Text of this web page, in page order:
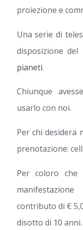
proiezione e
Una serie di
disposizione
pianeti.
Chiunque
usarlo con noi.
Per chi desidera
prenotazione:
Per coloro che
contributo di €
disotto di 10 anni.